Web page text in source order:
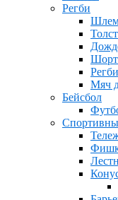
Регби
Шлем
Мяч
Бейсбол